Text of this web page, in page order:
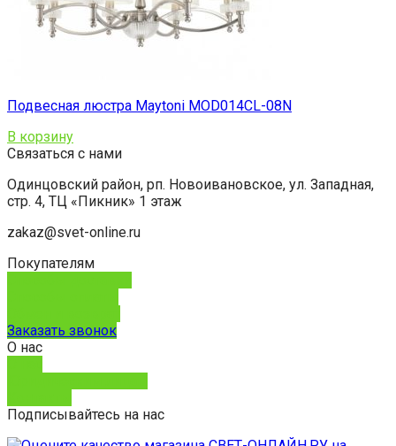
Подвесная люстра Maytoni MOD014CL-08N
В корзину
Связаться с нами
Одинцовский район, рп. Новоивановское, ул. Западная,
стр. 4, ТЦ «Пикник» 1 этаж
zakaz@svet-online.ru
Покупателям
Заказать звонок
О нас
Подписывайтесь на нас